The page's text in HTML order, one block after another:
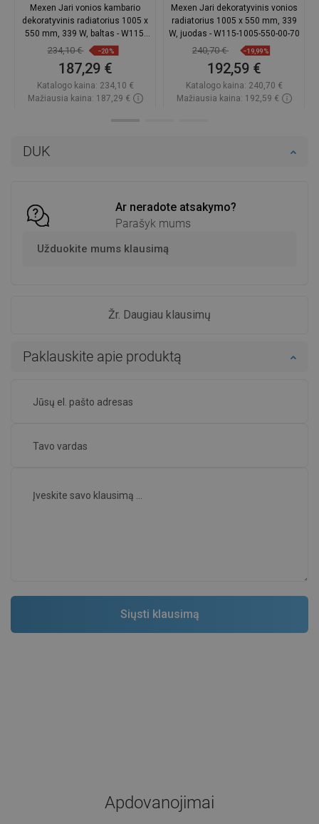
DUK
Ar neradote atsakymo?
Parašyk mums
Užduokite mums klausimą
Žr. Daugiau klausimų
Paklauskite apie produktą
Mexen Jari vonios kambario
dekoratyvinis radiatorius 1005 x
550 mm, 339 W, baltas - W115-
1005-550-00-20
234,10 € −20%
187,29 €
Katalogo kaina: 234,10 €
Mažiausia kaina: 187,29 €
Mexen Jari dekoratyvinis vonios
radiatorius 1005 x 550 mm, 339
W, juodas - W115-1005-550-00-70
240,70 € −19,99%
192,59 €
Katalogo kaina: 240,70 €
Mažiausia kaina: 192,59 €
Apdovanojimai